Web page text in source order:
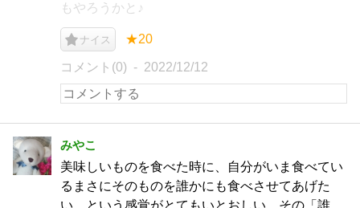
もやろうかと♪
ナイス ★20
コメント(0) 2022/12/12
みやこ
美味しいものを食べた時に、自分がいま食べてい
るまさにそのものを誰かにも食べさせてあげた
い、という感覚がとてもいとおしい。その「誰